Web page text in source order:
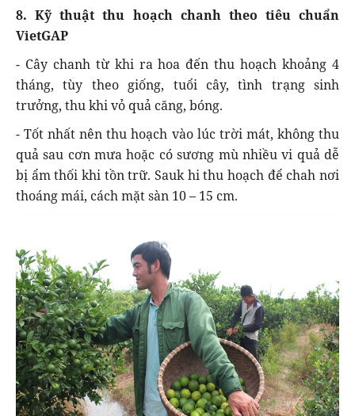
8. Kỹ thuật thu hoạch chanh theo tiêu chuẩn
VietGAP
- Cây chanh từ khi ra hoa đến thu hoạch khoảng 4
tháng, tùy theo giống, tuổi cây, tình trạng sinh
trưởng, thu khi vỏ quả căng, bóng.
- Tốt nhất nên thu hoạch vào lúc trời mát, không thu
quả sau cơn mưa hoặc có sương mù nhiều vi quả dễ
bị ẩm thối khi tồn trữ. Sauk hi thu hoạch để chah nơi
thoáng mái, cách mặt sàn 10 – 15 cm.